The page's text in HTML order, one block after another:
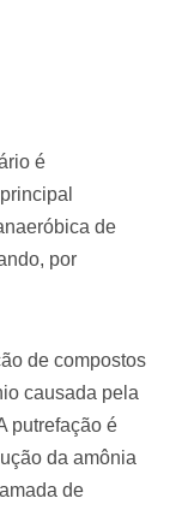
é
de
por
de compostos
causada ​​pela
putrefação é
da amônia
de